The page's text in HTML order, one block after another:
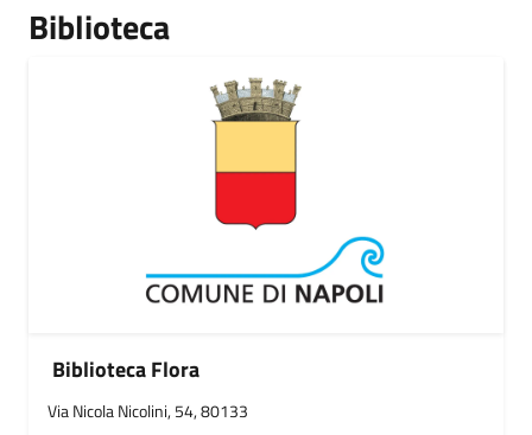
Biblioteca
Biblioteca Flora
Via Nicola Nicolini, 54, 80133